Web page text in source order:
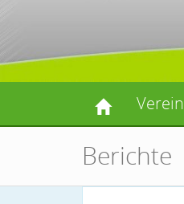
Verein
Berichte